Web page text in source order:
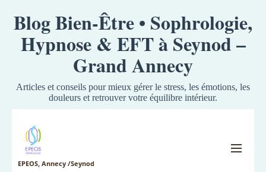
Blog Bien-Être • Sophrologie,
Hypnose & EFT à Seynod –
Grand Annecy
Articles et conseils pour mieux gérer le stress, les émotions, les
douleurs et retrouver votre équilibre intérieur.
EPEOS, Annecy /Seynod